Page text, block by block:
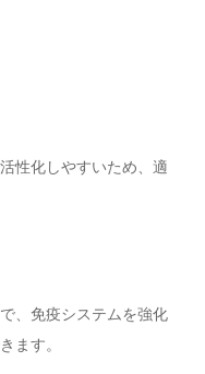
性化しやすいため、適
、免疫システムを強化
ます。